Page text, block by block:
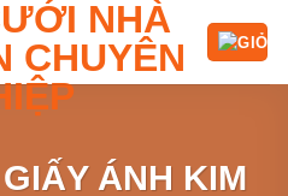
ÁNH KIM